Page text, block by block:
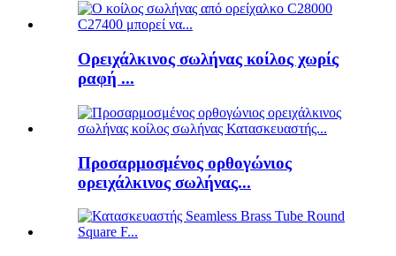
Ορειχάλκινος σωλήνας κοίλος χωρίς
ραφή ...
Προσαρμοσμένος ορθογώνιος
ορειχάλκινος σωλήνας...